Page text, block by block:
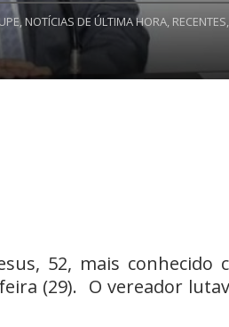
NOTÍCIAS DE ÚLTIMA HORA, RECENTES,
52, mais conhecido
(29). O vereador